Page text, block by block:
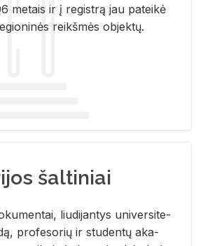
metais ir į registrą jau pateikė
reikšmės objektų.
šaltiniai
liu­di­jan­tys uni­ver­si­te­
pro­fe­so­rių ir stu­den­tų aka­